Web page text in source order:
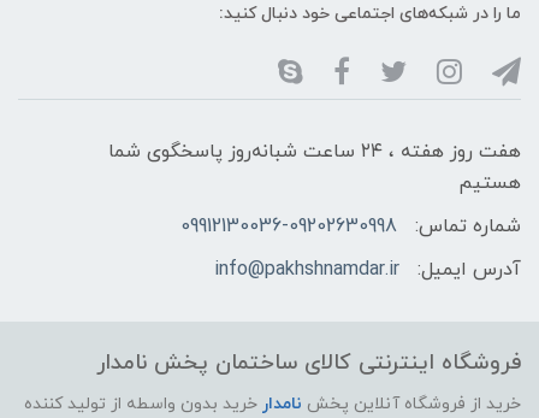
ما را در شبکه‌های اجتماعی خود دنبال کنید:
هفت روز هفته ، ۲۴ ساعت شبانه‌روز پاسخگوی شما
هستیم
شماره تماس:
09912130036-09202630998
آدرس ایمیل:
info@pakhshnamdar.ir
فروشگاه اینترنتی کالای ساختمان پخش نامدار
خرید از فروشگاه آنلاین پخش نامدار خرید بدون واسطه از تولید کننده